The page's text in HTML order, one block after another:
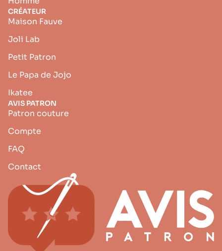
CRÉATEUR
Maison Fauve
Joli Lab
Petit Patron
Le Papa de Jojo
Ikatee
AVIS PATRON
Patron couture
Compte
FAQ
Contact